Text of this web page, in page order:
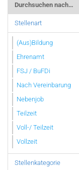
Durchsuchen nach…
Stellenart
(Aus)Bildung
Ehrenamt
FSJ / BuFDi
Nach Vereinbarung
Nebenjob
Teilzeit
Voll-/ Teilzeit
Vollzeit
Stellenkategorie